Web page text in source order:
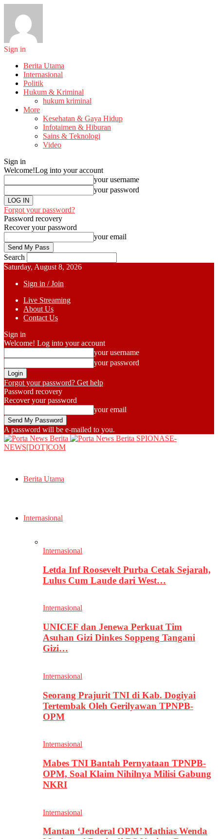
Sign in
Berita Utama
Internasional
Politik
Hukum & Kriminal
hukum kriminal
More
Kesehatan & Gaya Hidup
Infotaimen & Hiburan
Sains & Teknologi
Video
Sign in
Welcome!Log into your account
your username
your password
Forgot your password?
Password recovery
Recover your password
your email
Search
Saturday, August 8, 2026
Sign in / Join
Live Streaming
About Us
Contact Us
Sign in
Welcome! Log into your account
your username
your password
Forgot your password? Get help
Password recovery
Recover your password
your email
A password will be e-mailed to you.
SPIONASE-
NEWS[DOT]COM
Berita Utama
Internasional
Internasional
Letda Inf Roosevelt Purba Cetak Sejarah,
Lulus Cum Laude dari West…
Internasional
UNICEF dan Jenewa Perkuat Tim
Asuhan Gizi Dinkes Soppeng Tangani
Gizi…
Internasional
Seorang Prajurit TNI di Kab. Dogiyai
Tertembak Oleh Gerilyawan TPNPB-
OPM
Internasional
Mabes TNI Bantah Pernyataan TPNPB-
OPM, Soal Klaim Nihilnya Milisi Gabung
NKRI
Internasional
Mantan ‘Jenderal OPM’ Mathias Wenda